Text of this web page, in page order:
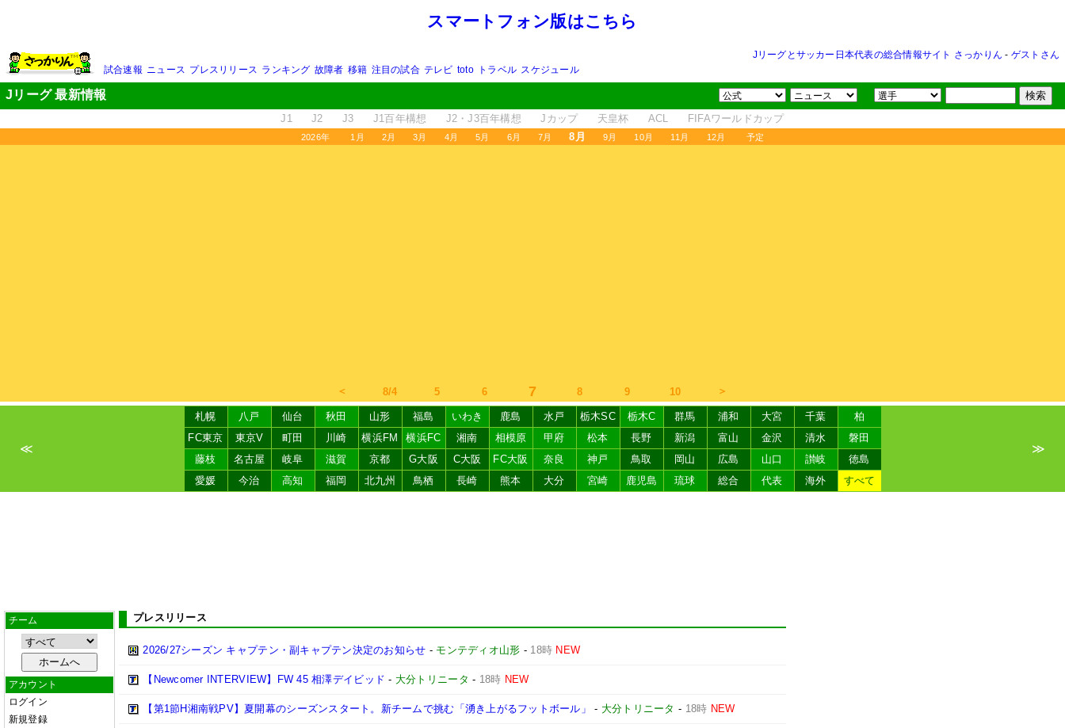
スマートフォン版はこちら
Jリーグとサッカー日本代表の総合情報サイト さっかりん - ゲストさん
試合速報 ニュース プレスリリース ランキング 故障者 移籍 注目の試合 テレビ toto トラベル スケジュール
Jリーグ 最新情報
J1 J2 J3 J1百年構想 J2・J3百年構想 Jカップ 天皇杯 ACL FIFAワールドカップ
2026年 1月 2月 3月 4月 5月 6月 7月 8月 9月 10月 11月 12月 予定
＜ 8/4 5 6 7 8 9 10 ＞
≪
札幌 八戸 仙台 秋田 山形 福島 いわき 鹿島 水戸 栃木SC 栃木C 群馬 浦和 大宮 千葉
柏
FC東京
東京V 町田 川崎 横浜FM 横浜FC 湘南 相模原 甲府 松本 長野 新潟 富山 金沢 清水
磐田
藤枝
名古屋 岐阜 滋賀 京都 G大阪 C大阪 FC大阪 奈良 神戸 鳥取 岡山 広島 山口 讃岐
徳島
愛媛
今治 高知 福岡 北九州 鳥栖 長崎 熊本 大分 宮崎 鹿児島 琉球 総合 代表 海外 すべて
≫
チーム
アカウント
ログイン
新規登録
プレスリリース
2026/27シーズン キャプテン・副キャプテン決定のお知らせ - モンテディオ山形 - 18時 NEW
【Newcomer INTERVIEW】FW 45 相澤デイビッド - 大分トリニータ - 18時 NEW
【第1節H湘南戦PV】夏開幕のシーズンスタート。新チームで挑む「湧き上がるフットボール」 - 大分トリニータ - 18時 NEW